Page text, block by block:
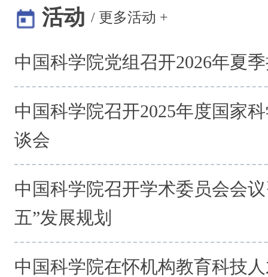
活动 / 更多活动 +
中国科学院党组召开2026年夏
中国科学院召开2025年度国家
谈会
中国科学院召开学术委员会会
五”发展规划
中国科学院在怀机构教育科技